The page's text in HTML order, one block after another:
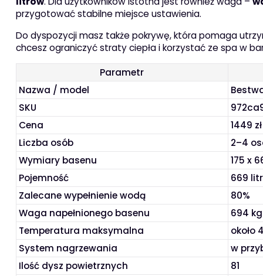
przygotować stabilne miejsce ustawienia.
Do dyspozycji masz także pokrywę, która pomaga
chcesz ograniczyć straty ciepła i korzystać ze spa w
Parametr
Nazwa / model
SKU
Cena
1449 zł
Liczba osób
2–4
Wymiary basenu
175 x
Pojemność
669
Zalecane wypełnienie wodą
80%
Waga napełnionego basenu
694 kg
Temperatura maksymalna
około
System nagrzewania
w
Ilość dysz powietrznych
81